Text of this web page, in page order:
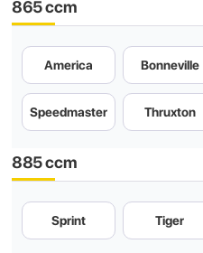
865 ccm
America Bonneville
Speedmaster Thruxton
885 ccm
Sprint Tiger